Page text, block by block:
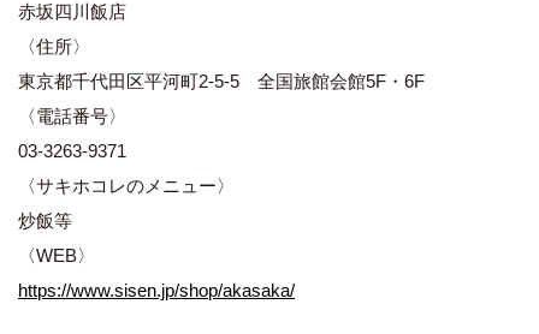
赤坂四川飯店
〈住所〉
東京都千代田区平河町2-5-5 全国旅館会館5F・6F
〈電話番号〉
03-3263-9371
〈サキホコレのメニュー〉
炒飯等
〈WEB〉
https://www.sisen.jp/shop/akasaka/